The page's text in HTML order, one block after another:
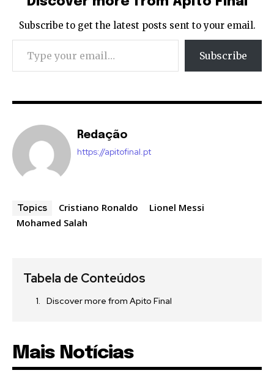
Subscribe to get the latest posts sent to your email.
Type your email…
Subscribe
Redação
https://apitofinal.pt
Topics Cristiano Ronaldo
Lionel Messi
Mohamed Salah
Tabela de Conteúdos
Discover more from Apito Final
Mais Notícias